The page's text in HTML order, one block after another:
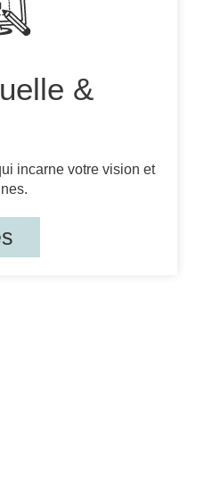
&
incarne votre vision et